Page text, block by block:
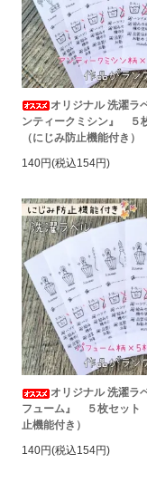
オリジナル 洗濯
ンティークミシン』 ５
（にじみ防止機能付き）
140円(税込154円)
オリジナル 洗濯
フューム』 ５枚セット
止機能付き）
140円(税込154円)